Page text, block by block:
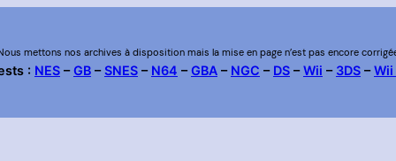
mettons nos archives à disposition mais la mise en page n’est pas encore
: NES–GB–SNES– N64 –GBA– NGC – DS–Wii – 3DS–Wii